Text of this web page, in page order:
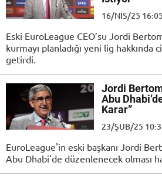
16/NIS/25 16:05
Eski EuroLeague CEO’su Jordi
kurmayı planladığı yeni lig hakkında
getirdi.
Jordi
Abu
Karar”
23/ŞUB/25
EuroLeague'in eski başkanı Jordi
Abu Dhabi'de düzenlenecek olması